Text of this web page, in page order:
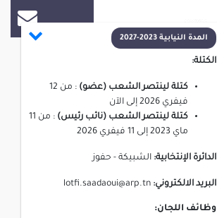
المدة النيابية 2023-2027
الكتلة:
كتلة لينتصر الشعب (عضو): من 12
فيفري 2026
إلىالآن
كتلة لينتصر الشعب (نائب رئيس): من 11
ماي 2023
إلى 11 فيفري 2026
الدائرة الإنتخابية: الشبيكة - حفوز
البريد الالكتروني: lotfi.saadaoui@arp.tn
وظائف اللجان: